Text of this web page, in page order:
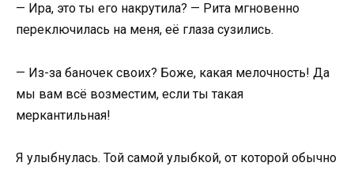
— Ира, это ты его накрутила? — Рита мгновенно
переключилась на меня, её глаза сузились.
— Из-за баночек своих? Боже, какая мелочность! Да
мы вам всё возместим, если ты такая
меркантильная!
Я улыбнулась. Той самой улыбкой, от которой обычно